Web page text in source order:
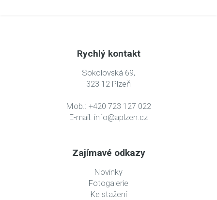
Rychlý kontakt
Sokolovská 69,
323 12 Plzeň
Mob.: +420 723 127 022
E-mail: info@aplzen.cz
Zajímavé odkazy
Novinky
Fotogalerie
Ke stažení